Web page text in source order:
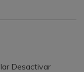
Desactivar